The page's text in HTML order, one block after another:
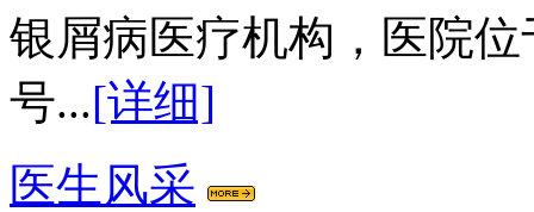
银屑病医疗机构，医院
号...[详细]
医生风采